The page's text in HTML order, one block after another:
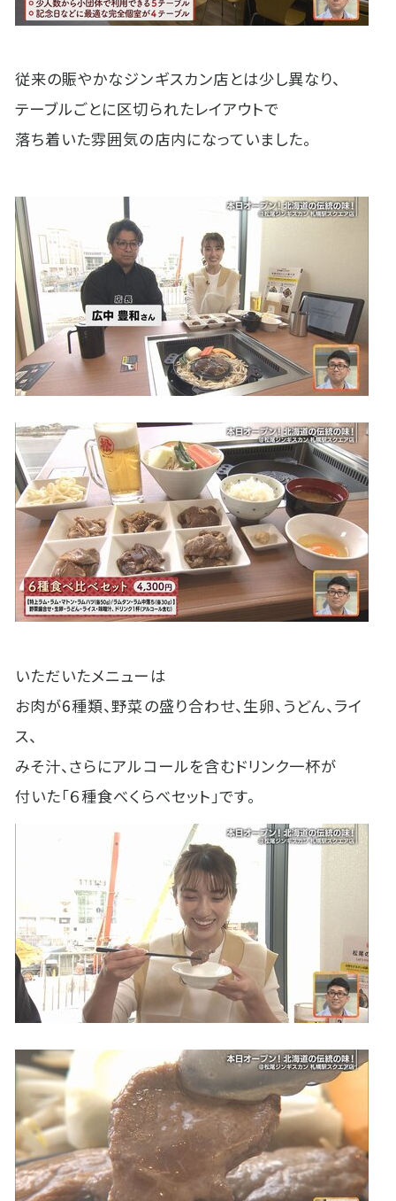
従来の賑やかなジンギスカン店とは少し異なり、
テーブルごとに区切られたレイアウトで
落ち着いた雰囲気の店内になっていました。
いただいたメニューは
お肉が6種類、野菜の盛り合わせ、生卵、うどん、ライ
ス、
みそ汁、さらにアルコールを含むドリンク一杯が
付いた「６種食べくらべセット」です。